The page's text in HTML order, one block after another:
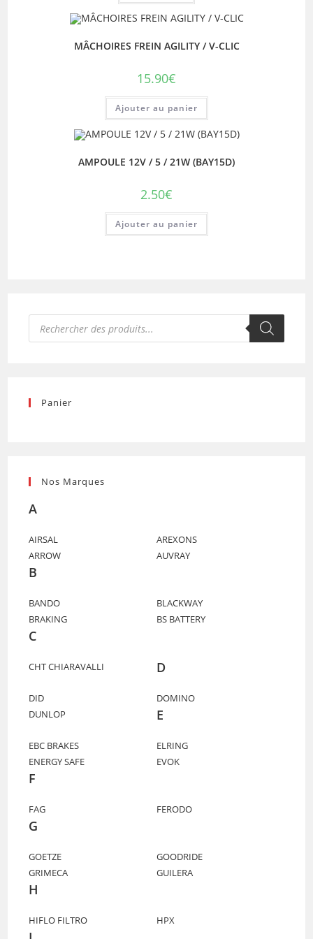
MÂCHOIRES FREIN AGILITY / V-CLIC
15.90€
Ajouter au panier
AMPOULE 12V / 5 / 21W (BAY15D)
2.50€
Ajouter au panier
Recherche
produits
Panier
Nos Marques
A
AIRSAL
AREXONS
ARROW
AUVRAY
B
BANDO
BLACKWAY
BRAKING
BS BATTERY
C
CHT CHIARAVALLI D
DID
DOMINO
DUNLOP
E
EBC BRAKES
ELRING
ENERGY SAFE
EVOK
F
FAG FERODO
G
GOETZE
GOODRIDE
GRIMECA
GUILERA
H
HIFLO FILTRO HPX